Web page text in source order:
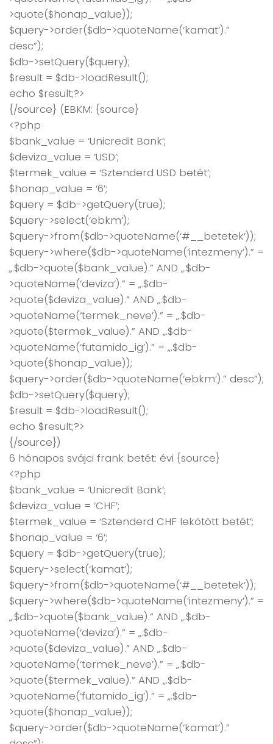
>quote($honap_value));
$query->order($db->quoteName(‘kamat’).”
desc”);
$db->setQuery($query);
$result = $db->loadResult();
echo $result;?>
{/source} (EBKM: {source}
<?php
$bank_value = ‘Unicredit Bank’;
$deviza_value = ‘USD’;
$termek_value = ‘Sztenderd USD betét’;
$honap_value = ‘6’;
$query = $db->getQuery(true);
$query->select(‘ebkm’);
$query->from($db->quoteName(‘#__betetek’));
$query->where($db->quoteName(‘intezmeny’).” =
„.$db->quote($bank_value).” AND „.$db-
>quoteName(‘deviza’).” = „.$db-
>quote($deviza_value).” AND „.$db-
>quoteName(‘termek_neve’).” = „.$db-
>quote($termek_value).” AND „.$db-
>quoteName(‘futamido_ig’).” = „.$db-
>quote($honap_value));
$query->order($db->quoteName(‘ebkm’).” desc”);
$db->setQuery($query);
$result = $db->loadResult();
echo $result;?>
{/source})
6 hónapos svájci frank betét: évi {source}
<?php
$bank_value = ‘Unicredit Bank’;
$deviza_value = ‘CHF’;
$termek_value = ‘Sztenderd CHF lekötött betét’;
$honap_value = ‘6’;
$query = $db->getQuery(true);
$query->select(‘kamat’);
$query->from($db->quoteName(‘#__betetek’));
$query->where($db->quoteName(‘intezmeny’).” =
„.$db->quote($bank_value).” AND „.$db-
>quoteName(‘deviza’).” = „.$db-
>quote($deviza_value).” AND „.$db-
>quoteName(‘termek_neve’).” = „.$db-
>quote($termek_value).” AND „.$db-
>quoteName(‘futamido_ig’).” = „.$db-
>quote($honap_value));
$query->order($db->quoteName(‘kamat’).”